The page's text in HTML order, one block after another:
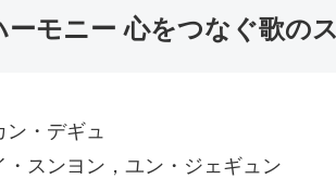
モニー 心をつなぐ歌の
ン・デギュ
スンヨン，ユン・ジェギュン